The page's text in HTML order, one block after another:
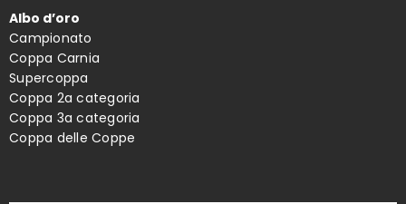
Albo d’oro
Campionato
Coppa Carnia
Supercoppa
Coppa 2a categoria
Coppa 3a categoria
Coppa delle Coppe